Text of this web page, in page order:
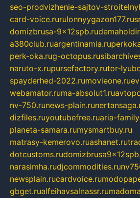
seo-prodvizhenie-sajtov-
card-voice.rurulonnyygazon177.ru
domizbrusa-9x12spb.ru
a380club.ruargentinamia.ru
perk-oka.rug-octopus.ru
naruto-x.rupursefactory.rutor-
spayderhed-2022.rumovieone.ru
webamator.ruma-absolut1.ru
nv-750.runews-plain.ru
dizfiles.ruyoutubefree.ruaria-
planeta-samara.rumysmartbuy.ru
matrasy-kemerovo.ruashanet.ru
dotcustoms.ru
narasimha.rudjcommodities.ru
newsplain.rucardvoice.ru
gbget.rualfeihavsalnassr.ru